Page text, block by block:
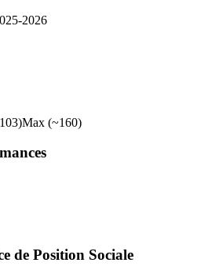
2026
Max (~160)
de Position Sociale